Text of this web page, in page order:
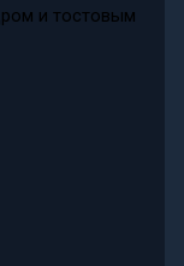
и тостовым